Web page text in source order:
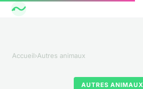
Accueil›Autres animaux
AUTRES ANIMAUX